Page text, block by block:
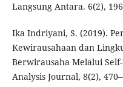
Langsung Antara. 6(2),
Ika Indriyani, S. (2019).
Kewirausahaan dan
Berwirausaha Melalui
Analysis Journal, 8(2),